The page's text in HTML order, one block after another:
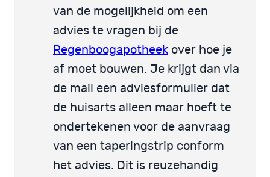
van de mogelijkheid om een
advies te vragen bij de
Regenboogapotheek over hoe je
af moet bouwen. Je krijgt dan via
de mail een adviesformulier dat
de huisarts alleen maar hoeft te
ondertekenen voor de aanvraag
van een taperingstrip conform
het advies. Dit is reuzehandig